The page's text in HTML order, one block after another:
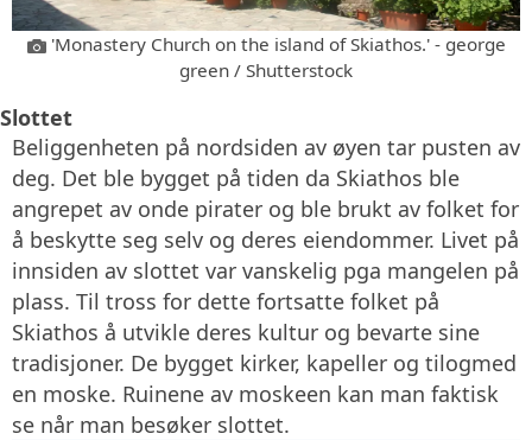
'Monastery Church on the island of Skiathos.' - george
green / Shutterstock
Slottet
Beliggenheten på nordsiden av øyen tar pusten av
deg. Det ble bygget på tiden da Skiathos ble
angrepet av onde pirater og ble brukt av folket for
å beskytte seg selv og deres eiendommer. Livet på
innsiden av slottet var vanskelig pga mangelen på
plass. Til tross for dette fortsatte folket på
Skiathos å utvikle deres kultur og bevarte sine
tradisjoner. De bygget kirker, kapeller og tilogmed
en moske. Ruinene av moskeen kan man faktisk
se når man besøker slottet.